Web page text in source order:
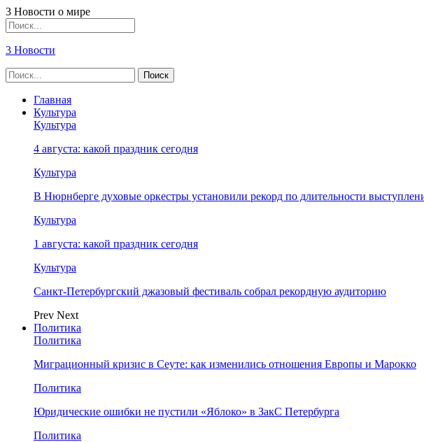
3 Новости о мире
3 Новости
Главная
Культура
Культура
4 августа: какой праздник сегодня
Культура
В Нюрнберге духовые оркестры установили рекорд по длительности
Культура
1 августа: какой праздник сегодня
Культура
Санкт-Петербургский джазовый фестиваль собрал рекордную аудиторию
Prev Next
Политика
Политика
Миграционный кризис в Сеуте: как изменились отношения Европы и Марокко
Политика
Юридические ошибки не пустили «Яблоко» в ЗакС Петербурга
Политика